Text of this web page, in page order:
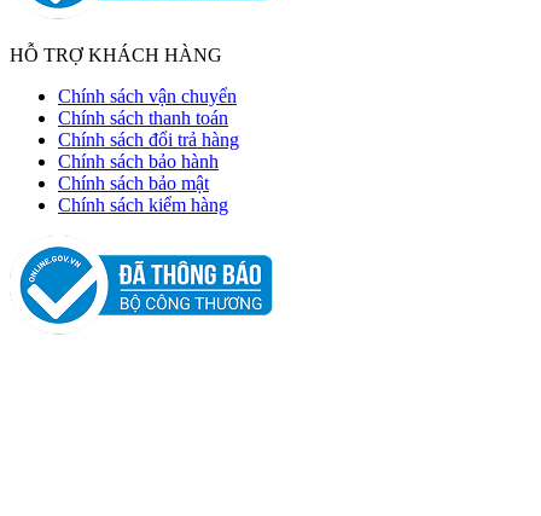
HỖ TRỢ KHÁCH HÀNG
Chính sách vận chuyển
Chính sách thanh toán
Chính sách đổi trả hàng
Chính sách bảo hành
Chính sách bảo mật
Chính sách kiểm hàng